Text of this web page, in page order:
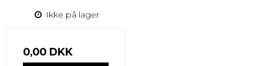
Ikke på lager
0,00 DKK